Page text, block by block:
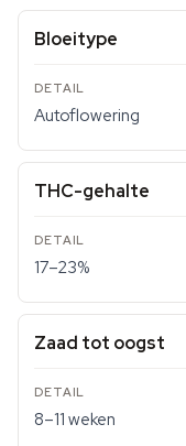
Bloeitype
Autoflowering
THC-gehalte
17–23%
Zaad tot oogst
8–11 weken